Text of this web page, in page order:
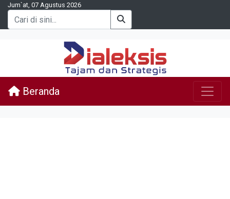
Jum`at, 07 Agustus 2026
Beranda